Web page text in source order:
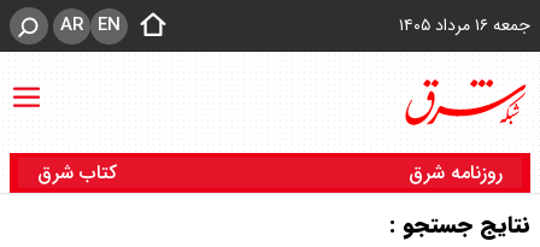
جمعه ۱۶ مرداد ۱۴۰۵ EN
AR
روزنامه شرق کتاب شرق
نتایج جستجو :